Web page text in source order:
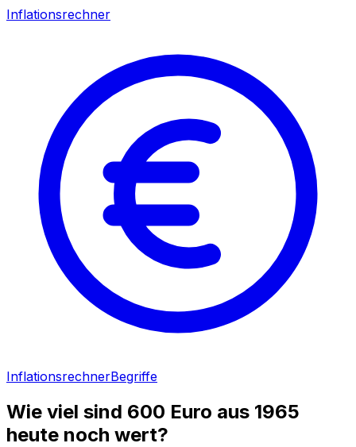
Inflationsrechner
InflationsrechnerBegriffe
Wie viel sind 600 Euro aus 1965
heute noch wert?